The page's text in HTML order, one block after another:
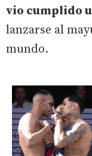
vio cumplido
lanzarse al
mundo.